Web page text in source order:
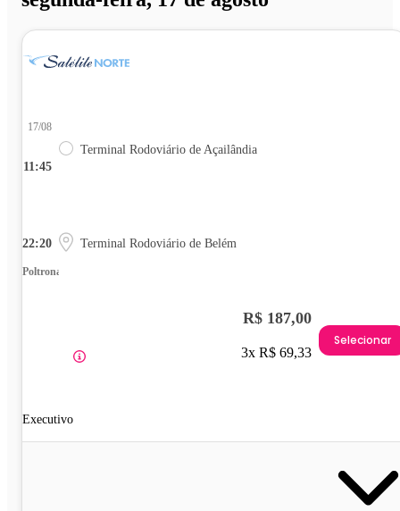
11:45
17/08
Terminal Rodoviário de Açailândia
22:20 Terminal Rodoviário de Belém
Poltrona
Executivo
R$ 187,00
3x R$ 69,33
Selecionar